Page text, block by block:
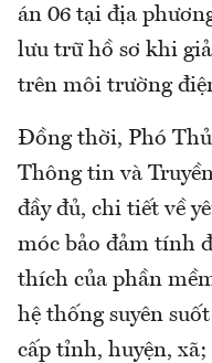
án 06 tại địa
lưu trữ hồ sơ khi
trên môi trường
Đồng thời, Phó Thủ
Thông tin và
đầy đủ, chi tiết về
móc bảo đảm tính
thích của phần
hệ thống suyên
cấp tỉnh, huyện,